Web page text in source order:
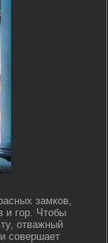
замков,
и гор. Чтобы
отважный
совершает